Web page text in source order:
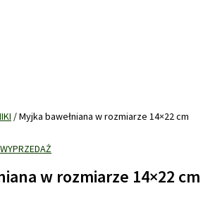
/ Myjka bawełniana w rozmiarze 14×22 cm
WYPRZEDAŻ
w rozmiarze 14×22 cm